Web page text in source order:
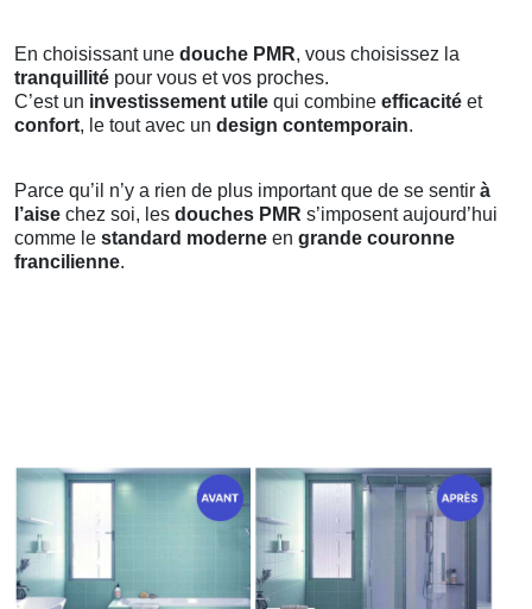
En choisissant une douche PMR, vous choisissez la
tranquillité pour vous et vos proches.
C’est un investissement utile qui combine efficacité et
confort, le tout avec un design contemporain.
Parce qu’il n’y a rien de plus important que de se sentir à
l’aise chez soi, les douches PMR s’imposent aujourd’hui
comme le standard moderne en grande couronne
francilienne.